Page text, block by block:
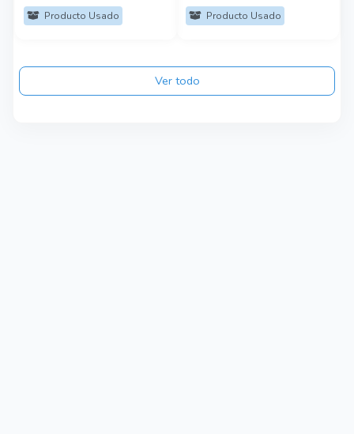
Producto Usado
Producto Usado
Ver todo